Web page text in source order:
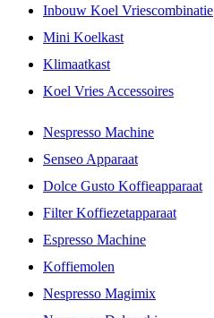
Inbouw Koel Vriescombinatie
Mini Koelkast
Klimaatkast
Koel Vries Accessoires
Nespresso Machine
Senseo Apparaat
Dolce Gusto Koffieapparaat
Filter Koffiezetapparaat
Espresso Machine
Koffiemolen
Nespresso Magimix